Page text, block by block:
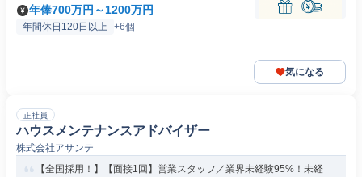
年俸700万円～1200万円
年間休日120日以上 +6個
気になる
正社員
ハウスメンテナンスアドバイザー
株式会社アサンテ
【全国採用！】【面接1回】営業スタッフ／業界未経験95%！未経